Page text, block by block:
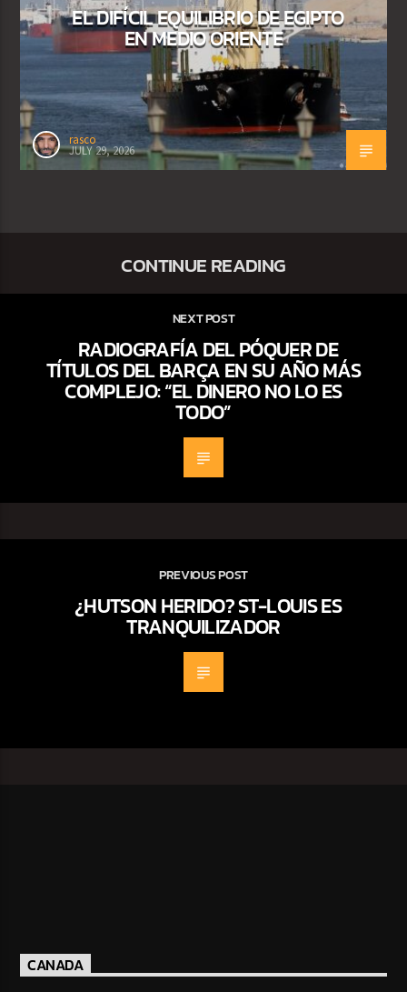
EL DIFÍCIL EQUILIBRIO DE EGIPTO
EN MEDIO ORIENTE
rasco
JULY 29, 2026
CONTINUE READING
NEXT POST
RADIOGRAFÍA DEL PÓQUER DE
TÍTULOS DEL BARÇA EN SU AÑO MÁS
COMPLEJO: “EL DINERO NO LO ES
TODO”
PREVIOUS POST
¿HUTSON HERIDO? ST-LOUIS ES
TRANQUILIZADOR
CANADA